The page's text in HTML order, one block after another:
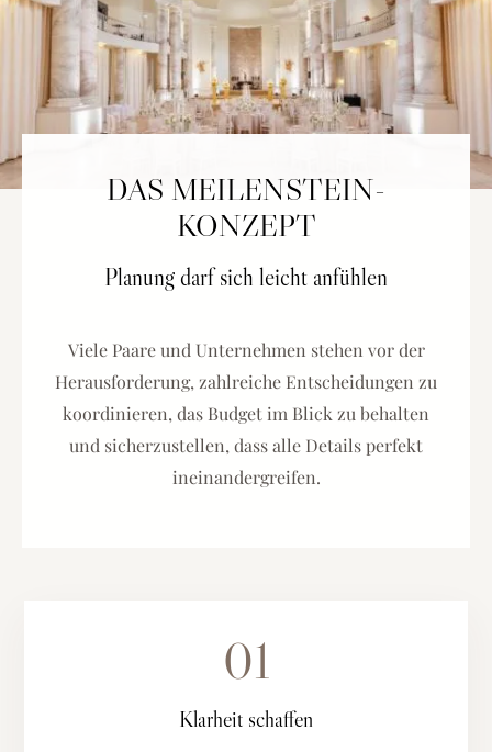
DAS MEILENSTEIN-
KONZEPT
Planung darf sich leicht anfühlen
Viele Paare und Unternehmen stehen vor der
Herausforderung, zahlreiche Entscheidungen zu
koordinieren, das Budget im Blick zu behalten
und sicherzustellen, dass alle Details perfekt
ineinandergreifen.
01
Klarheit schaffen